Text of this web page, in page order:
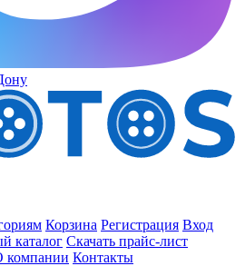
Корзина Регистрация Вход
каталог Скачать прайс-лист
компании Контакты